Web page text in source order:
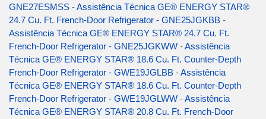
GNE27ESMSS -Assistência Técnica GE® ENERGY STAR®
24.7 Cu. Ft. French-Door Refrigerator - GNE25JGKBB -
Assistência Técnica GE® ENERGY STAR® 24.7 Cu. Ft.
French-Door Refrigerator - GNE25JGKWW -Assistência
Técnica GE® ENERGY STAR® 18.6 Cu. Ft. Counter-Depth
French-Door Refrigerator - GWE19JGLBB -Assistência
Técnica GE® ENERGY STAR® 18.6 Cu. Ft. Counter-Depth
French-Door Refrigerator - GWE19JGLWW -Assistência
Técnica GE® ENERGY STAR® 20.8 Cu. Ft. French-Door